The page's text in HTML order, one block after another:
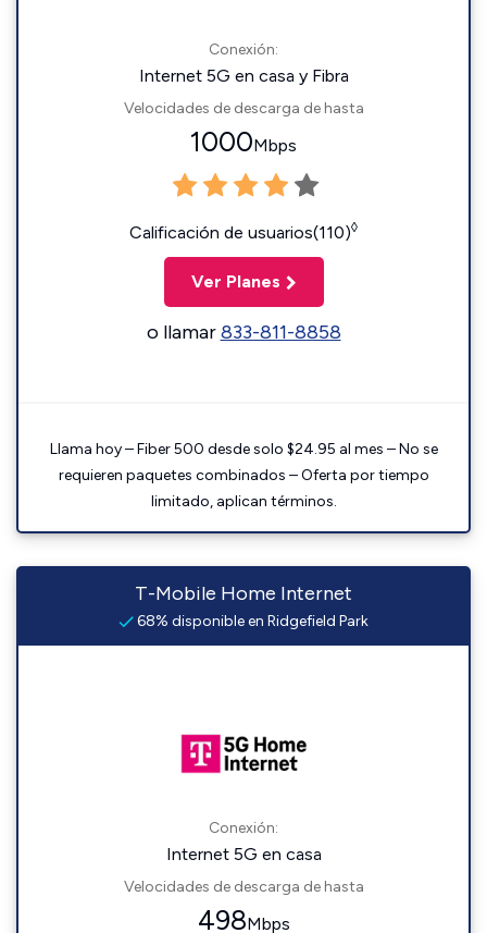
Conexión:
Internet 5G en casa y Fibra
Velocidades de descarga de hasta
1000Mbps
Calificación de usuarios(110)◊
Ver Planes
o llamar833-811-8858
Llama hoy – Fiber 500 desde solo $24.95 al mes – No se
requieren paquetes combinados – Oferta por tiempo
limitado, aplican términos.
T-Mobile Home Internet
68% disponible en Ridgefield Park
Conexión:
Internet 5G en casa
Velocidades de descarga de hasta
498Mbps